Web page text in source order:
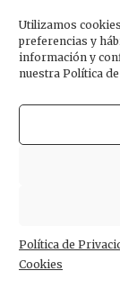
Utilizamos
preferencias y
información y
nuestra Política
Política de
Cookies
Dental